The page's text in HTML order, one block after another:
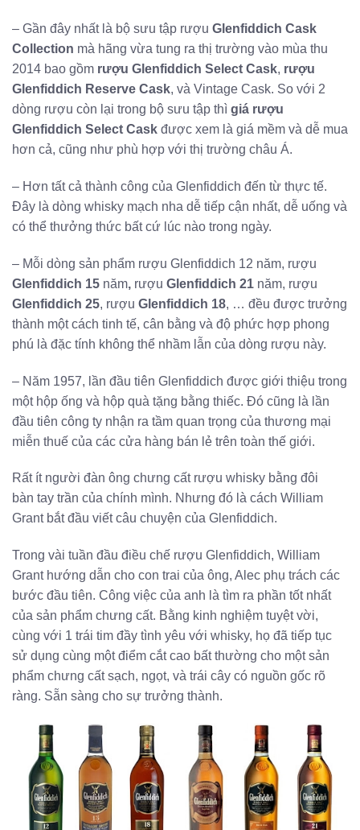
– Gần đây nhất là bộ sưu tập rượu Glenfiddich Cask
Collection mà hãng vừa tung ra thị trường vào mùa thu
2014 bao gồm rượu Glenfiddich Select Cask, rượu
Glenfiddich Reserve Cask, và Vintage Cask. So với 2
dòng rượu còn lại trong bộ sưu tập thì giá rượu
Glenfiddich Select Cask được xem là giá mềm và dễ mua
hơn cả, cũng như phù hợp với thị trường châu Á.
– Hơn tất cả thành công của Glenfiddich đến từ thực tế.
Đây là dòng whisky mạch nha dễ tiếp cận nhất, dễ uống và
có thể thưởng thức bất cứ lúc nào trong ngày.
– Mỗi dòng sản phẩm rượu Glenfiddich 12 năm, rượu
Glenfiddich 15 năm, rượu Glenfiddich 21 năm, rượu
Glenfiddich 25, rượu Glenfiddich 18, … đều được trưởng
thành một cách tinh tế, cân bằng và độ phức hợp phong
phú là đặc tính không thể nhầm lẫn của dòng rượu này.
– Năm 1957, lần đầu tiên Glenfiddich được giới thiệu trong
một hộp ống và hộp quà tặng bằng thiếc. Đó cũng là lần
đầu tiên công ty nhận ra tầm quan trọng của thương mại
miễn thuế của các cửa hàng bán lẻ trên toàn thế giới.
Rất ít người đàn ông chưng cất rượu whisky bằng đôi
bàn tay trần của chính mình. Nhưng đó là cách William
Grant bắt đầu viết câu chuyện của Glenfiddich.
Trong vài tuần đầu điều chế rượu Glenfiddich, William
Grant hướng dẫn cho con trai của ông, Alec phụ trách các
bước đầu tiên. Công việc của anh là tìm ra phần tốt nhất
của sản phẩm chưng cất. Bằng kinh nghiệm tuyệt vời,
cùng với 1 trái tim đầy tình yêu với whisky, họ đã tiếp tục
sử dụng cùng một điểm cắt cao bất thường cho một sản
phẩm chưng cất sạch, ngọt, và trái cây có nguồn gốc rõ
ràng. Sẵn sàng cho sự trưởng thành.